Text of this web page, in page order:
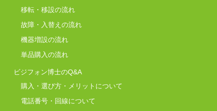
移転・移設の流れ
故障・入替えの流れ
機器増設の流れ
単品購入の流れ
ビジフォン博士のQ&A
購入・選び方・メリットについて
電話番号・回線について